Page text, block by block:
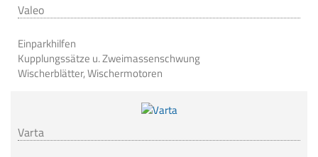
Valeo
Einparkhilfen
Kupplungssätze u. Zweimassenschwung
Wischerblätter, Wischermotoren
Varta